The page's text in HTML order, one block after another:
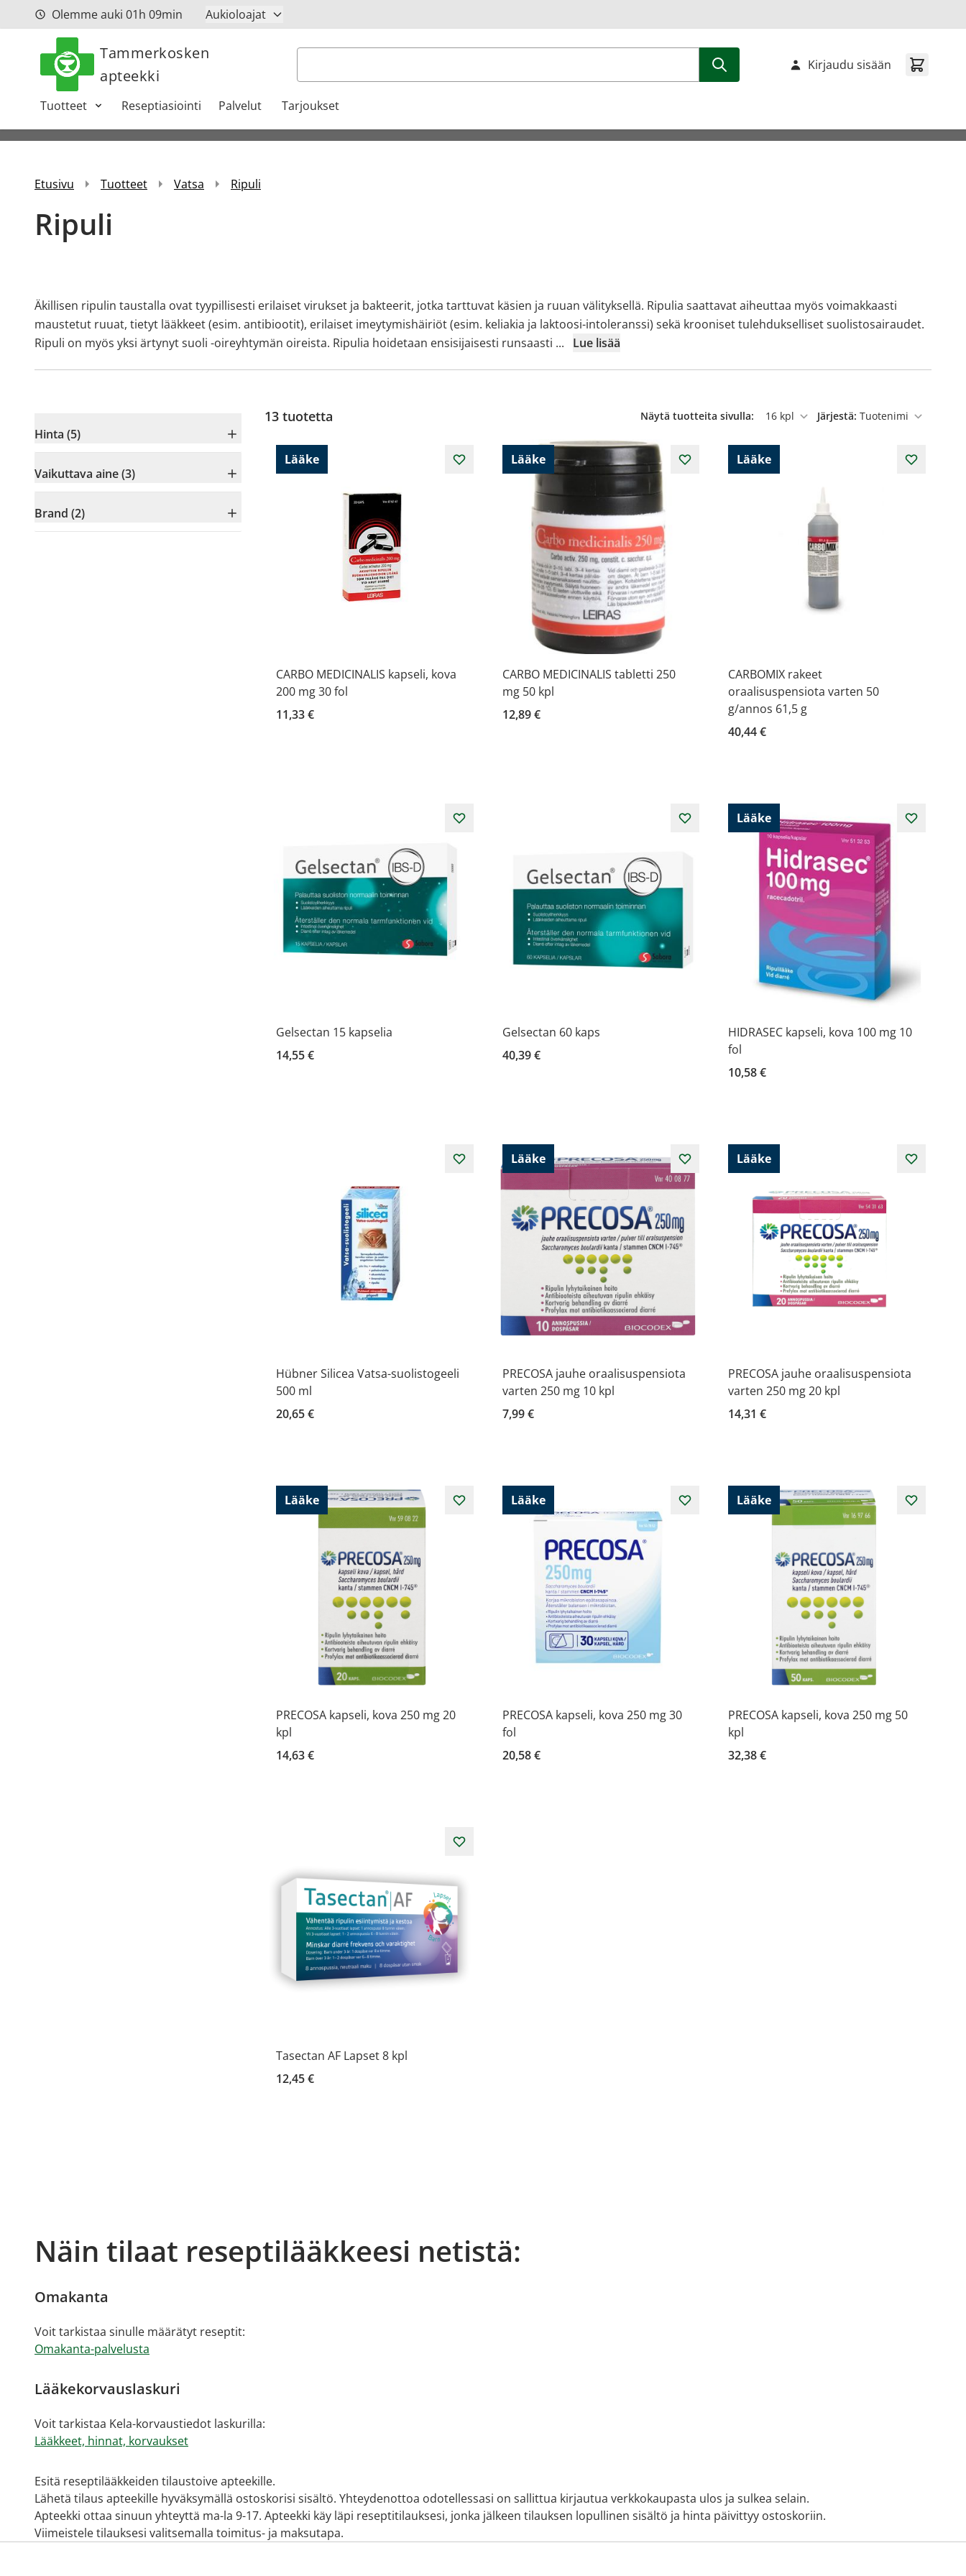
Siirry sisältöönOlemme auki 01h 09min Aukioloajat
Tammerkosken
apteekki
Haku
Tuotteet Reseptiasiointi Palvelut Tarjoukset
Kirjaudu sisään
Etusivu Tuotteet Vatsa Ripuli
Ripuli
Äkillisen ripulin taustalla ovat tyypillisesti erilaiset virukset ja bakteerit, jotka tarttuvat käsien ja ruuan välityksellä. Ripulia saattavat aiheuttaa myös voimakkaasti
maustetut ruuat, tietyt lääkkeet (esim. antibiootit), erilaiset imeytymishäiriöt (esim. keliakia ja laktoosi-intoleranssi) sekä krooniset tulehdukselliset suolistosairaudet.
Ripuli on myös yksi ärtynyt suoli -oireyhtymän oireista. Ripulia hoidetaan ensisijaisesti runsaasti ... Lue lisää
Hinta (5)
Vaikuttava aine (3)
Brand (2)
13 tuotetta Näytä tuotteita sivulla:
per sivu
Järjestä:
Lääke
CARBO MEDICINALIS kapseli, kova
200 mg 30 fol
11,33 €
Lääke
CARBO MEDICINALIS tabletti 250
mg 50 kpl
12,89 €
Lääke
CARBOMIX rakeet
oraalisuspensiota varten 50
g/annos 61,5 g
40,44 €
Gelsectan 15 kapselia
14,55 €
Gelsectan 60 kaps
40,39 €
Lääke
HIDRASEC kapseli, kova 100 mg 10
fol
10,58 €
Hübner Silicea Vatsa-suolistogeeli
500 ml
20,65 €
Lääke
PRECOSA jauhe oraalisuspensiota
varten 250 mg 10 kpl
7,99 €
Lääke
PRECOSA jauhe oraalisuspensiota
varten 250 mg 20 kpl
14,31 €
Lääke
PRECOSA kapseli, kova 250 mg 20
kpl
14,63 €
Lääke
PRECOSA kapseli, kova 250 mg 30
fol
20,58 €
Lääke
PRECOSA kapseli, kova 250 mg 50
kpl
32,38 €
Tasectan AF Lapset 8 kpl
12,45 €
Näin tilaat reseptilääkkeesi netistä:
Omakanta
Voit tarkistaa sinulle määrätyt reseptit:
Omakanta-palvelusta
Lääkekorvauslaskuri
Voit tarkistaa Kela-korvaustiedot laskurilla:
Lääkkeet, hinnat, korvaukset
Esitä reseptilääkkeiden tilaustoive apteekille.
Lähetä tilaus apteekille hyväksymällä ostoskorisi sisältö. Yhteydenottoa odotellessasi on sallittua kirjautua verkkokaupasta ulos ja sulkea selain.
Apteekki ottaa sinuun yhteyttä ma-la 9-17. Apteekki käy läpi reseptitilauksesi, jonka jälkeen tilauksen lopullinen sisältö ja hinta päivittyy ostoskoriin.
Viimeistele tilauksesi valitsemalla toimitus- ja maksutapa.